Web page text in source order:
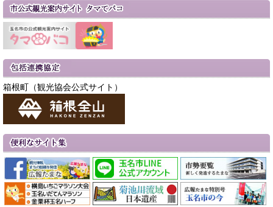
箱根町（観光協会公式サイト）